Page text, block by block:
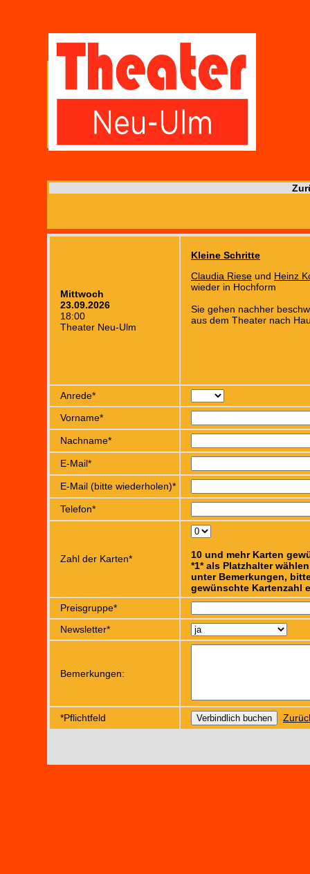
Mittwoch
23.09.2026
18:00
Theater Neu-Ulm
Kleine Schritte
Claudia Riese und Heinz
wieder in Hochform
Sie gehen nachher
aus dem Theater nach
Anrede*
Vorname*
Nachname*
E-Mail*
E-Mail (bitte wiederholen)*
Telefon*
Zahl der Karten*
10 und mehr Karten
*1* als Platzhalter
unter Bemerkungen,
gewünschte Kartenzahl
Preisgruppe*
Newsletter*
Bemerkungen:
*Pflichtfeld